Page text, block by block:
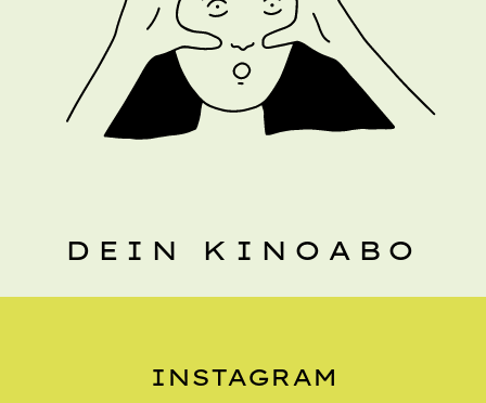
DEIN KINOABO
INSTAGRAM